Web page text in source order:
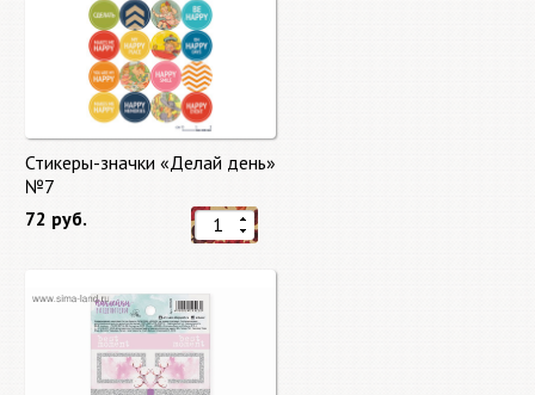
Стикеры-значки «Делай день»
№7
72 руб.